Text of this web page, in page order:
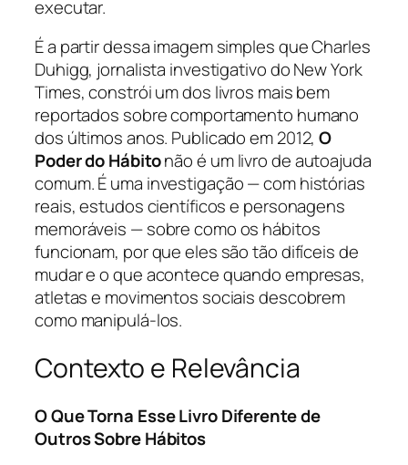
executar.
É a partir dessa imagem simples que Charles
Duhigg, jornalista investigativo do New York
Times, constrói um dos livros mais bem
reportados sobre comportamento humano
dos últimos anos. Publicado em 2012,O
Poder do Hábitonão é um livro de autoajuda
comum. É uma investigação — com histórias
reais, estudos científicos e personagens
memoráveis — sobre como os hábitos
funcionam, por que eles são tão difíceis de
mudar e o que acontece quando empresas,
atletas e movimentos sociais descobrem
como manipulá-los.
Contexto e Relevância
O Que Torna Esse Livro Diferente de
Outros Sobre Hábitos